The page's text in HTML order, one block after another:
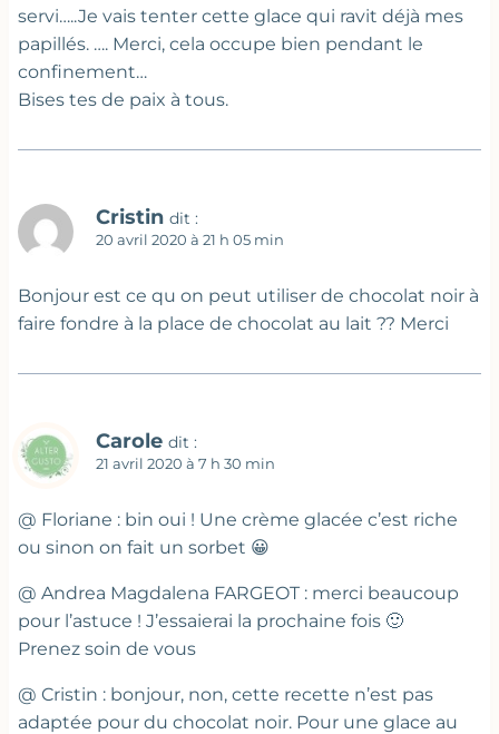
servi…..Je vais tenter cette glace qui ravit déjà mes
papillés. …. Merci, cela occupe bien pendant le
confinement…
Bises tes de paix à tous.
Cristin dit :
20 avril 2020 à 21 h 05 min
Bonjour est ce qu on peut utiliser de chocolat noir à
faire fondre à la place de chocolat au lait ?? Merci
Carole dit :
21 avril 2020 à 7 h 30 min
@ Floriane : bin oui ! Une crème glacée c’est riche
ou sinon on fait un sorbet 😀
@ Andrea Magdalena FARGEOT : merci beaucoup
pour l’astuce ! J’essaierai la prochaine fois 🙂
Prenez soin de vous
@ Cristin : bonjour, non, cette recette n’est pas
adaptée pour du chocolat noir. Pour une glace au